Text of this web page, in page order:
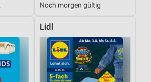
Noch morgen gültig
Lidl